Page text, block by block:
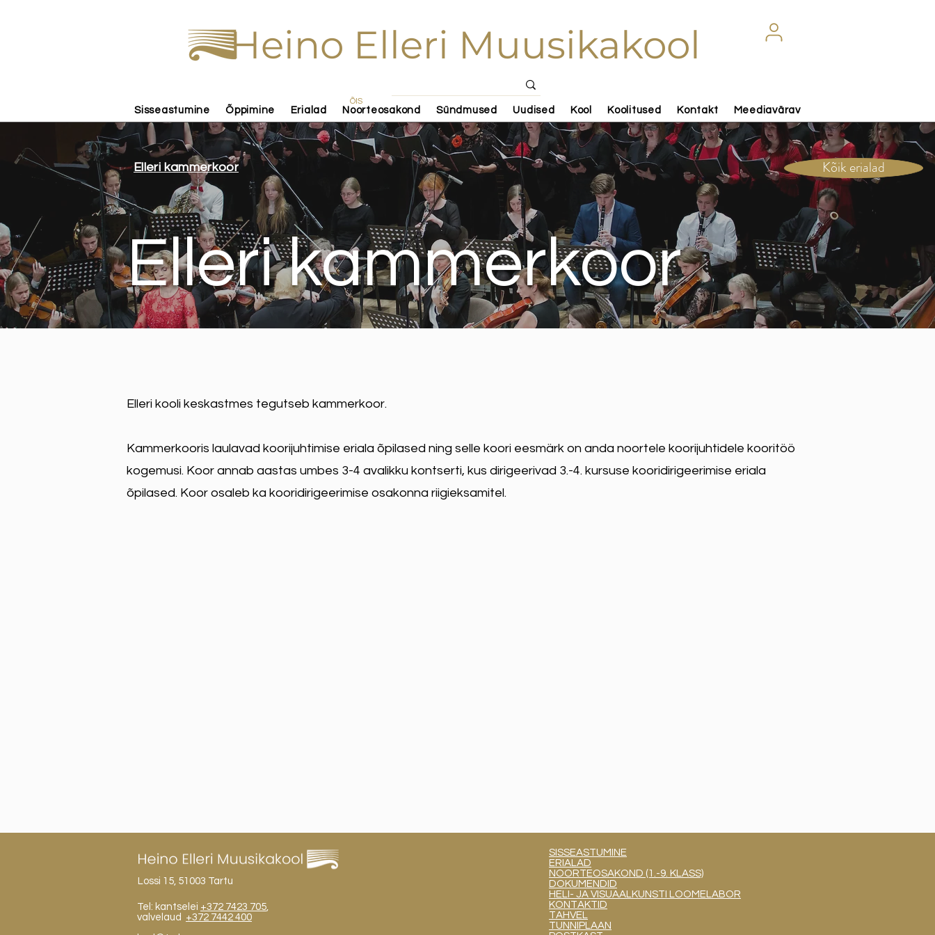
Heino Elleri Muusikakool
Sisseastumine Õppimine Erialad Noorteosakond Sündmused Uudised Kool Koolitused Kontakt Meediavärav
Kõik erialad
ÕIS
Elleri kammerkoor
Elleri kammerkoor
Elleri kooli keskastmes tegutseb kammerkoor.
Kammerkooris laulavad koorijuhtimise eriala õpilased ning selle koori eesmärk on anda noortele koorijuhtidele kooritöö
kogemusi. Koor annab aastas umbes 3-4 avalikku kontserti, kus dirigeerivad 3.-4. kursuse kooridirigeerimise eriala
õpilased. Koor osaleb ka kooridirigeerimise osakonna riigieksamitel.
Lossi 15, 51003 Tartu
Tel: kantselei +372 7423 705,
valvelaud +372 7442 400
SISSEASTUMINE
ERIALAD
NOORTEOSAKOND (1.-9. KLASS)
DOKUMENDID
HELI- JA VISUAALKUNSTI LOOMELABOR
KONTAKTID
TAHVEL
TUNNIPLAAN